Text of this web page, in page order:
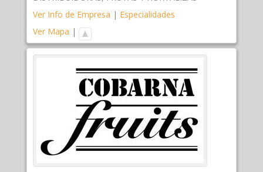
Ver Info de Empresa | Especialidades
Ver Mapa |